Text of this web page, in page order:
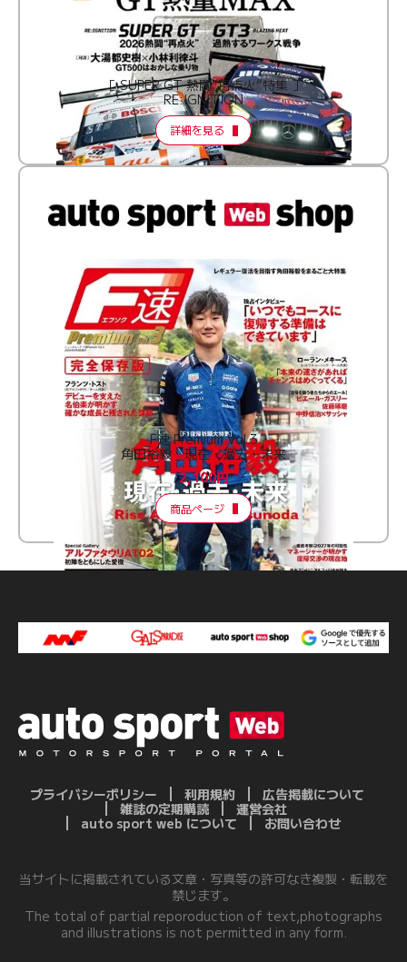
［ SUPER GT 熱闘“再点火”特集 ］
RE:IGNITION
詳細を見る
F速 Premium Vol.3
角田裕毅 現在・過去・未来
2,100円
商品ページ
プライバシーポリシー 利用規約
広告掲載について
雑誌の定期購読
運営会社
auto sport web について
お問い合わせ
当サイトに掲載されている文章・写真等の許可なき複製・転載を
禁じます。
The total of partial reporoduction of text,photographs
and illustrations is not permitted in any form.